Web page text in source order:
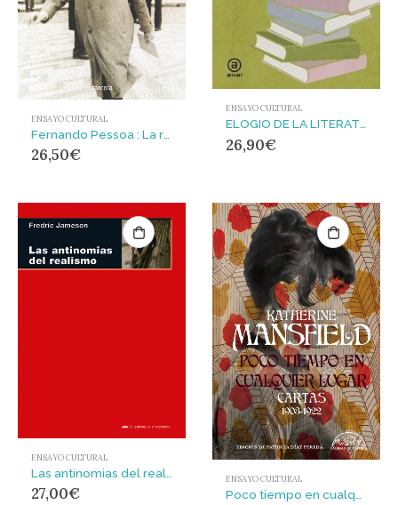
ENSAYO CULTURAL
26,50€
ENSAYO CULTURAL
26,90€
ENSAYO CULTURAL
27,00€
ENSAYO CULTURAL
Poco tiempo en cualquier lugar : Cartas 1903-1922